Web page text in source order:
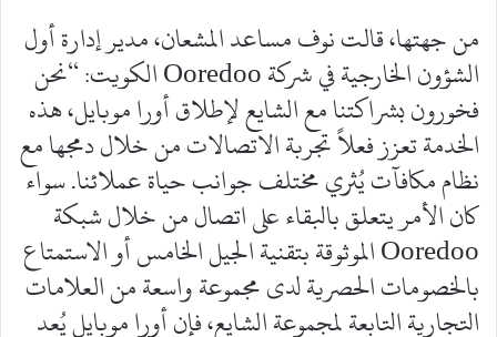
من جهتها، قالت نوف مساعد المشعان، مدير إدارة أول
الشؤون الخارجية في شركة Ooredoo الكويت: “نحن
فخورون بشراكتنا مع الشايع لإطلاق أورا موبايل، هذه
الخدمة تعزز فعلاً تجربة الاتصالات من خلال دمجها مع
نظام مكافآت يُثري مختلف جوانب حياة عملائنا. سواء
كان الأمر يتعلق بالبقاء على اتصال من خلال شبكة
Ooredoo الموثوقة بتقنية الجيل الخامس أو الاستمتاع
بالخصومات الحصرية لدى مجموعة واسعة من العلامات
التجارية التابعة لمجموعة الشايع، فإن أورا موبايل يُعد